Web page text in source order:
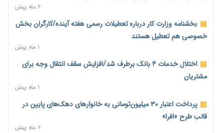
۱۶ ساعت پیش
آغاز اجرای پایلوت «ردا کارت» برای دانشجویان تحصیلات تکمیلی
محدودیت تازه برای شبکه بانکی؛ افزایش سپرده قانونی با هدف
کنترل تورم
ترمز تولید خودرو کشیده شد؛ افت ۲۵ درصدی تیراژ ایران‌خودرو،
سایپا و پارس‌خودرو
۲ ماه پیش
بخشنامه وزارت کار درباره تعطیلات رسمی هفته آینده/کارگران بخش
خصوصی هم تعطیل هستند
۱ ماه پیش
اختلال خدمات ۴ بانک برطرف شد/افزایش سقف انتقال وجه برای
مشتریان
۱ ماه پیش
پرداخت اعتبار ۳۰ میلیون‌تومانی به خانوارهای دهک‌های پایین در
قالب طرح «افرا»
۲ ماه پیش